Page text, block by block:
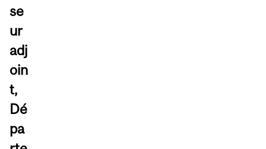
se
ur
adj
oin
t,
Dé
pa